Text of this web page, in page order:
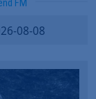
08-08